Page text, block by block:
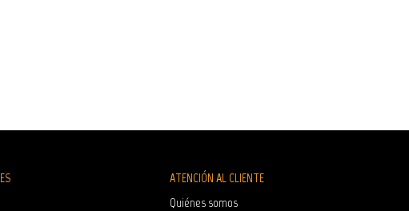
ATENCIÓN AL CLIENTE
Quiénes somos